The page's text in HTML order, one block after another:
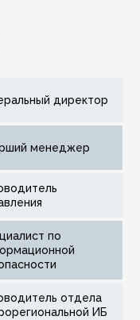
директор
менеджер
ИБ